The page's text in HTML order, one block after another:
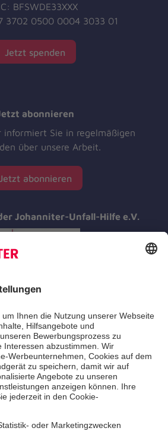
BFSWDE33XXX
3702 0500 0004 3033 01
Jetzt spenden
abonnieren
informiert Sie in regelmäßigen
über unsere Arbeit.
abonnieren
Johanniter-Unfall-Hilfe e.V.
& Fortbildungen
Hilfe-Kurse
& Ehrenamt